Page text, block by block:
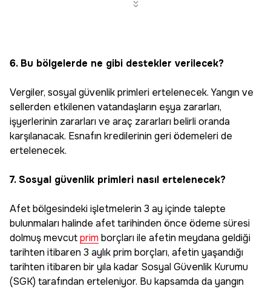
6. Bu bölgelerde ne gibi destekler verilecek?
Vergiler, sosyal güvenlik primleri ertelenecek. Yangın ve
sellerden etkilenen vatandaşların eşya zararları,
işyerlerinin zararları ve araç zararları belirli oranda
karşılanacak. Esnafın kredilerinin geri ödemeleri de
ertelenecek.
7. Sosyal güvenlik primleri nasıl ertelenecek?
Afet bölgesindeki işletmelerin 3 ay içinde talepte
bulunmaları halinde afet tarihinden önce ödeme süresi
dolmuş mevcutprim borçları ile afetin meydana geldiği
tarihten itibaren 3 aylık prim borçları, afetin yaşandığı
tarihten itibaren bir yıla kadar Sosyal Güvenlik Kurumu
(SGK) tarafından erteleniyor. Bu kapsamda da yangın